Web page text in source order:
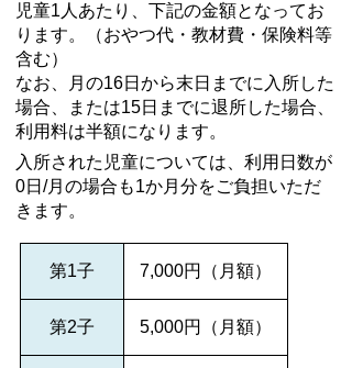
児童1人あたり、下記の金額となってお
ります。（おやつ代・教材費・保険料等
含む）
なお、月の16日から末日までに入所した
場合、または15日までに退所した場合、
利用料は半額になります。
入所された児童については、利用日数が
0日/月の場合も1か月分をご負担いただ
きます。
第1子 7,000円（月額）
第2子 5,000円（月額）